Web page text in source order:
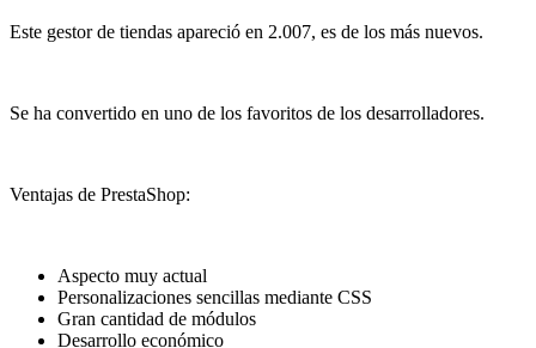
Este gestor de tiendas apareció en 2.007, es de los más nuevos.
Se ha convertido en uno de los favoritos de los desarrolladores.
Ventajas de PrestaShop:
Aspecto muy actual
Personalizaciones sencillas mediante CSS
Gran cantidad de módulos
Desarrollo económico